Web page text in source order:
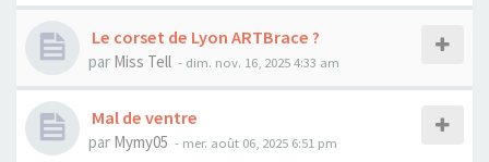
Le corset de Lyon ARTBrace ?
par Miss Tell - dim. nov. 16, 2025 4:33 am
Mal de ventre
par Mymy05 - mer. août 06, 2025 6:51 pm